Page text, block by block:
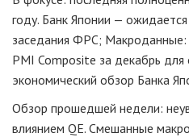
году. Банк Японии —
заседания ФРС; Макроданные:
PMI Composite за декабрь для
экономический обзор Банка
Обзор прошедшей недели:
влиянием QE. Смешанные